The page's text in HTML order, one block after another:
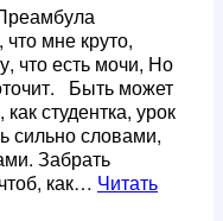
мне круто,
что есть мочи, Но
Быть может
студентка, урок
сильно словами,
Забрать
как… Читать